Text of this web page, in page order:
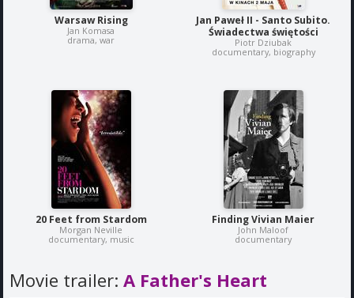
Warsaw Rising
Jan Komasa
drama, war
Jan Paweł II - Santo Subito.
Świadectwa świętości
Piotr Dziubak
documentary, biography
20 Feet from Stardom
Morgan Neville
documentary, music
Finding Vivian Maier
John Maloof
documentary
Movie trailer: A Father's Heart